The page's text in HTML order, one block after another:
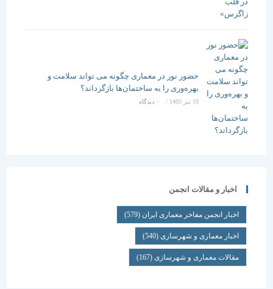
حضور نور در معماری چگونه می تواند سلامت و
بهره‌وری را به ساختمان‌ها بازگرداند؟
/ ۰ دیدگاه
اخبار و مقالات انجمن
اخبار انجمن مفاخر معماری ایران (579)
اخبار معماری و شهرسازی(540)
مقالات معماری و شهرسازی(167)